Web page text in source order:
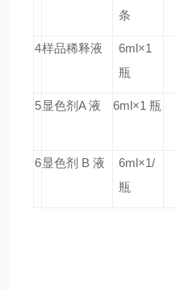
条
4样品稀释液
6ml×1
瓶
5显色剂A 液 6ml×1 瓶
6显色剂 B 液
6ml×1/
瓶